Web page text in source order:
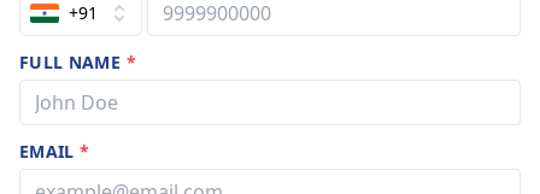
+91
FULL NAME *
EMAIL*